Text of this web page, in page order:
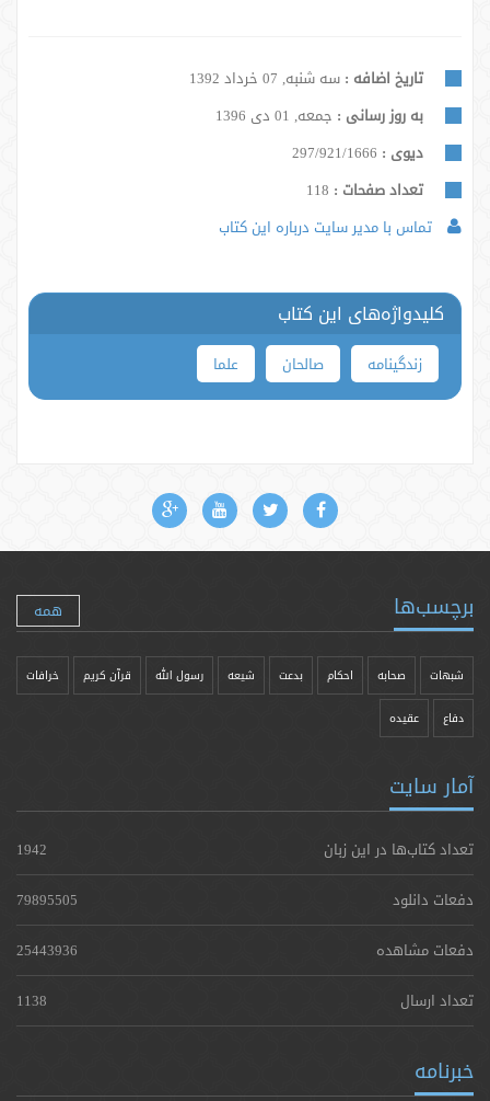
تاریخ اضافه : سه شنبه, 07 خرداد 1392
به روز رسانی : جمعه, 01 دی 1396
دیوی : 297/921/1666
تعداد صفحات :
تماس با مدیر سایت درباره این کتاب
کلیدواژه‌های این کتاب
زندگینامه صالحان علما
برچسب‌ها همه
شبهات صحابه احکام بدعت شیعه رسول الله قرآن کریم خرافات
دفاع عقیده
آمار سایت
تعداد کتاب‌ها در این زبان
1942
دفعات دانلود
79895505
دفعات مشاهده
25443936
تعداد ارسال
1138
خبرنامه